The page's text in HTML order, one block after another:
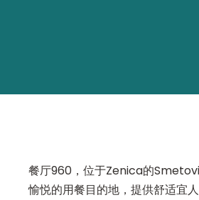
餐厅960，位于Zenica的
愉悦的用餐目的地，提供舒适宜